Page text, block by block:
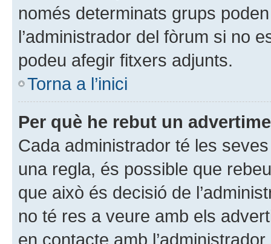
només determinats grups
l’administrador del fòrum si no
podeu afegir fitxers adjunts.
Torna a l’inici
Per què he rebut un
Cada administrador té les
una regla, és possible que
que això és decisió de
no té res a veure amb els
en contacte amb